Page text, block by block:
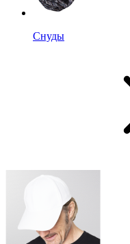
Снуды